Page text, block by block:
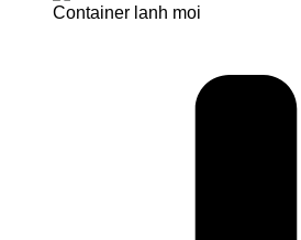
Container lanh moi